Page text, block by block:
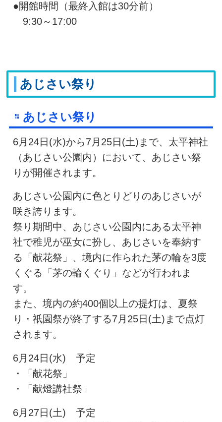
●開館時間（最終入館は30分前）
9:30～17:00
あじさい祭り
あじさい祭り
6月24日(水)から7月25日(土)まで、太平神社
（あじさい公園内）において、あじさい祭
りが開催されます。
あじさい公園内に色とりどりのあじさいが
咲き誇ります。
祭り期間中、あじさい公園内にある太平神
社で稚児が巫女に扮し、あじさいを奉納す
る「献花祭」、境内に作られた茅の輪を3度
くぐる「茅の輪くぐり」などが行われま
す。
また、境内の約400個以上の提灯は、夏祭
り・祇園祭が終了する7月25日(土)まで点灯
されます。
6月24日(水) 予定
・「献花祭」
・「献燈講社祭」
6月27日(土) 予定